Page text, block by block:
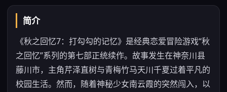
简介
《秋之回忆7：打勾勾的记忆》是经典恋爱冒险游戏“秋
之回忆”系列的第七部正统续作。故事发生在神奈川县
藤川市，主角芹泽直树与青梅竹马天川千夏过着平凡的
校园生活。然而，随着神秘少女南云霞的突然闯入，以